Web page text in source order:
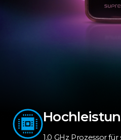
1,0 GHz Prozessor